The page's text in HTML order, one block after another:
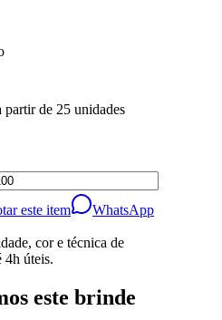
partir de 25 unidades
este item WhatsApp
cor e técnica de
4h úteis.
este brinde